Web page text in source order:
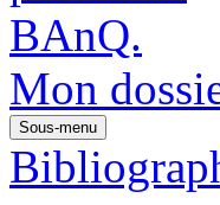
Mon
Sous-menu